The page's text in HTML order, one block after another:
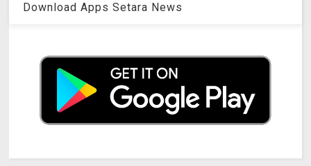
Download Apps Setara News